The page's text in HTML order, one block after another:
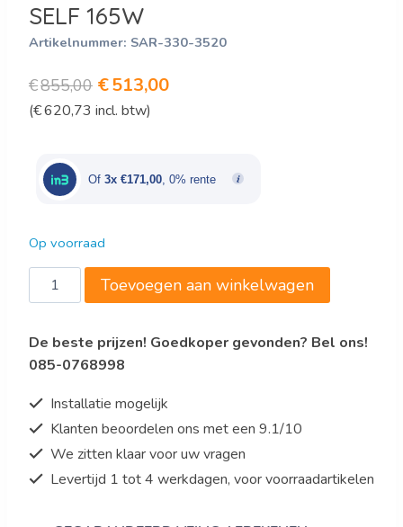
SELF 165W
Artikelnummer: SAR-330-3520
€855,00 Oorspronkelijke
prijs
€855,00.
€513,00Huidige
€513,00.
(€620,73 incl. btw)
Of 3x €171,00, 0% rente
Op voorraad
Opzetvitrine
-
-
3
-
waterbak
-
Model
Toevoegen aan winkelwagen
De beste prijzen! Goedkoper gevonden? Bel ons!
085-0768998
Installatie mogelijk
Klanten beoordelen ons met een 9.1/10
We zitten klaar voor uw vragen
Levertijd 1 tot 4 werkdagen, voor voorraadartikelen